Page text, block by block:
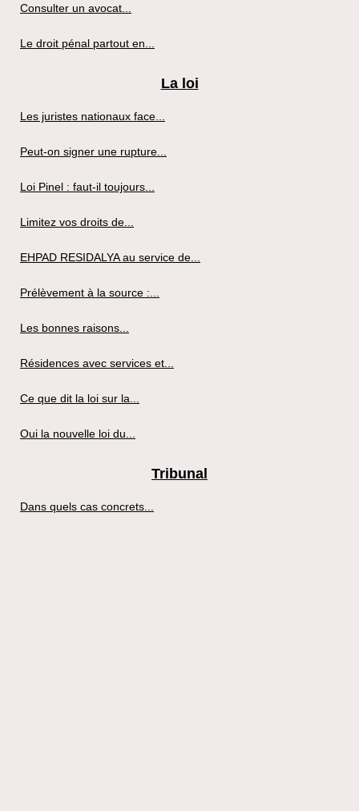
Consulter un avocat...
Le droit pénal partout en...
La loi
Les juristes nationaux face...
Peut-on signer une rupture...
Loi Pinel : faut-il toujours...
Limitez vos droits de...
EHPAD RESIDALYA au service de...
Prélèvement à la source :...
Les bonnes raisons...
Résidences avec services et...
Ce que dit la loi sur la...
Oui la nouvelle loi du...
Tribunal
Dans quels cas concrets...